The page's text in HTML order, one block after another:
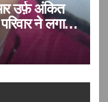
उर्फ़ अंकित
ने लगाई